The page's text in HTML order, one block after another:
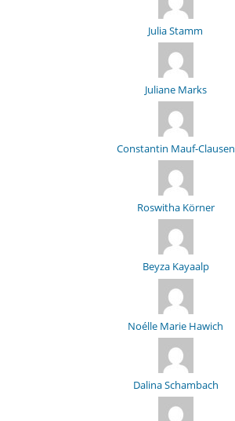
Julia Stamm
Juliane Marks
Constantin Mauf-Clausen
Roswitha Körner
Beyza Kayaalp
Noélle Marie Hawich
Dalina Schambach